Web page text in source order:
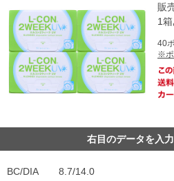
販
1
40
※ポ
右目のデータを入
BC/DIA 8.7/14.0